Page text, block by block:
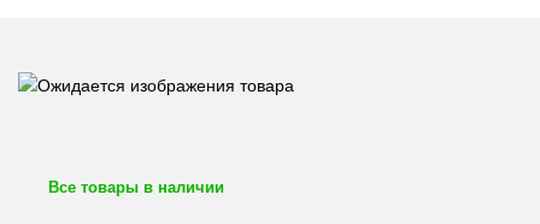
Все товары в наличии